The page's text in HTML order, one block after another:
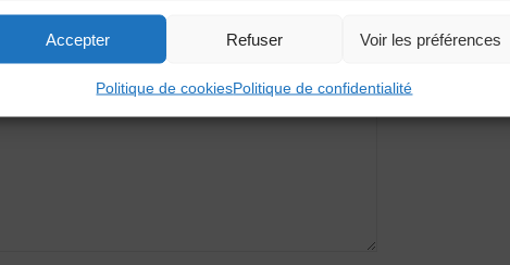
Accepter Refuser Voir les préférences
Politique de cookiesPolitique de confidentialité
obligatoires sont indiqués avec